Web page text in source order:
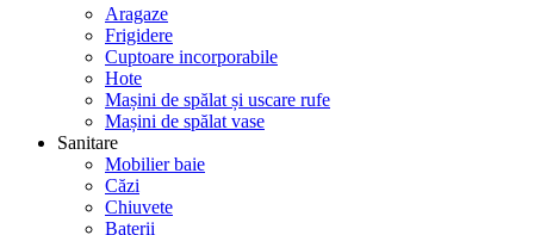
Aragaze
Frigidere
Cuptoare incorporabile
Hote
Mașini de spălat și uscare rufe
Mașini de spălat vase
Sanitare
Mobilier baie
Căzi
Chiuvete
Baterii